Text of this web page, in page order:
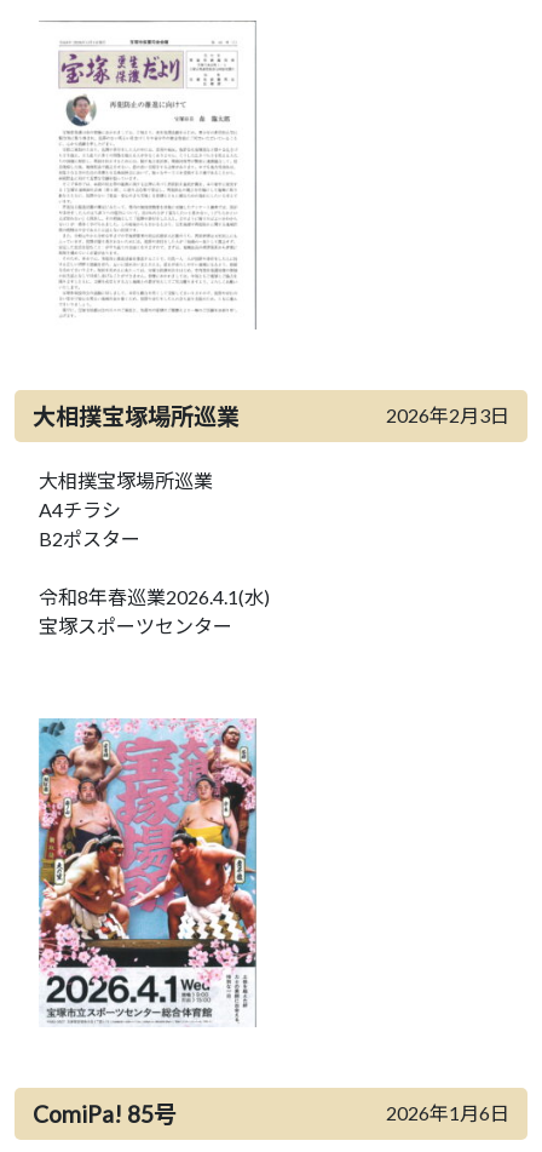
大相撲宝塚場所巡業 2026年2月3日
大相撲宝塚場所巡業
A4チラシ
B2ポスター
令和8年春巡業2026.4.1(水)
宝塚スポーツセンター
ComiPa! 85号 2026年1月6日